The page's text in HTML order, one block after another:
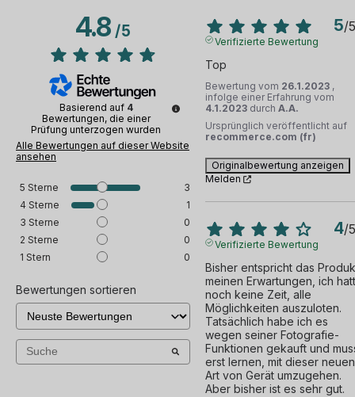
4.8/5
Basierend auf 4
Bewertungen, die einer
Prüfung unterzogen wurden
Alle Bewertungen auf dieser Website
ansehen
5 Sterne
3
4 Sterne
1
3 Sterne
0
2 Sterne
0
1 Stern 0
Bewertungen sortieren
5/5
Verifizierte Bewertung
Top
Bewertung vom 26.1.2023 ,
infolge einer Erfahrung vom
4.1.2023 durch A.A.
Ursprünglich veröffentlicht auf
recommerce.com (fr)
Originalbewertung anzeigen
Melden
4/5
Verifizierte Bewertung
Bisher entspricht das
meinen Erwartungen, ich
noch keine Zeit, alle
Möglichkeiten auszuloten.
Tatsächlich habe ich es
wegen seiner Fotografie-
Funktionen gekauft und
erst lernen, mit dieser neuen
Art von Gerät umzugehen.
Aber bisher ist es sehr gut.